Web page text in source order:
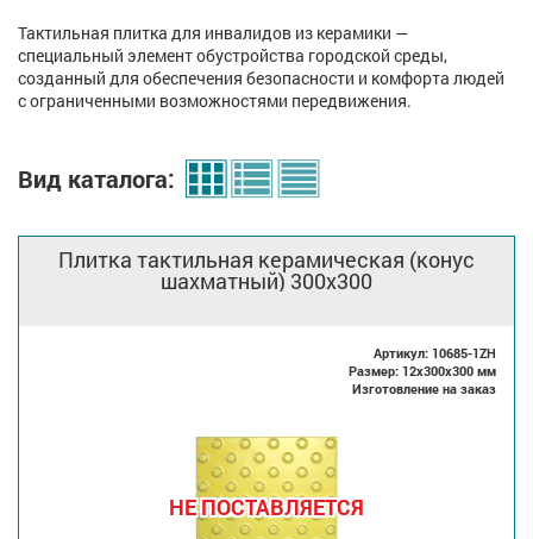
Тактильная плитка для инвалидов из керамики —
специальный элемент обустройства городской среды,
созданный для обеспечения безопасности и комфорта людей
с ограниченными возможностями передвижения.
Вид каталога:
Плитка тактильная керамическая (конус
шахматный) 300x300
Артикул: 10685-1ZH
Размер: 12x300x300 мм
Изготовление на заказ
НЕ ПОСТАВЛЯЕТСЯ